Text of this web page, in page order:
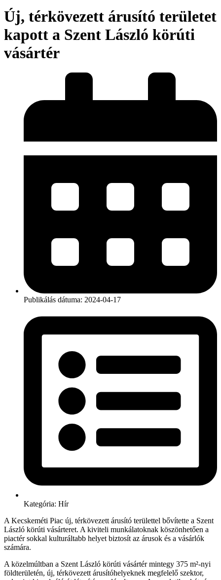
Új, térkövezett árusító területet
kapott a Szent László körúti
vásártér
Publikálás dátuma: 2024-04-17
Kategória: Hír
A Kecskeméti Piac új, térkövezett árusító területtel bővítette a Szent
László körúti vásárteret. A kiviteli munkálatoknak köszönhetően a
piactér sokkal kulturáltabb helyet biztosít az árusok és a vásárlók
számára.
A közelmúltban a Szent László körúti vásártér mintegy 375 m²-nyi
földterületén, új, térkövezett árusítóhelyeknek megfelelő szektor,